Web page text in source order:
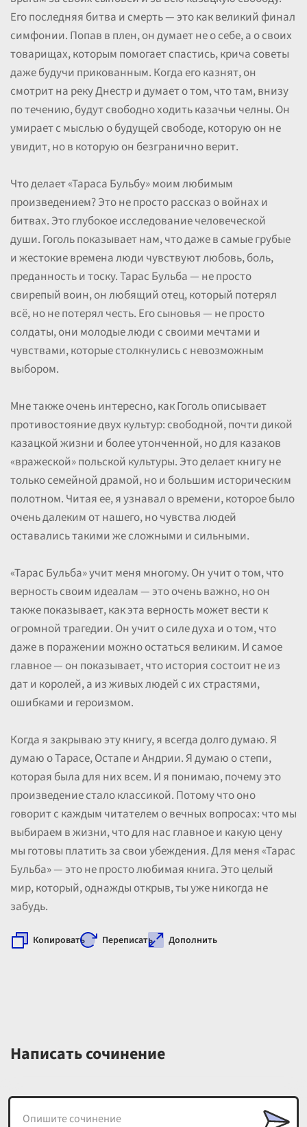
Его последняя битва и смерть — это как великий финал
симфонии. Попав в плен, он думает не о себе, а о своих
товарищах, которым помогает спастись, крича советы
даже будучи прикованным. Когда его казнят, он
смотрит на реку Днестр и думает о том, что там, внизу
по течению, будут свободно ходить казачьи челны. Он
умирает с мыслью о будущей свободе, которую он не
увидит, но в которую он безгранично верит.
Что делает «Тараса Бульбу» моим любимым
произведением? Это не просто рассказ о войнах и
битвах. Это глубокое исследование человеческой
души. Гоголь показывает нам, что даже в самые грубые
и жестокие времена люди чувствуют любовь, боль,
преданность и тоску. Тарас Бульба — не просто
свирепый воин, он любящий отец, который потерял
всё, но не потерял честь. Его сыновья — не просто
солдаты, они молодые люди с своими мечтами и
чувствами, которые столкнулись с невозможным
выбором.
Мне также очень интересно, как Гоголь описывает
противостояние двух культур: свободной, почти дикой
казацкой жизни и более утонченной, но для казаков
«вражеской» польской культуры. Это делает книгу не
только семейной драмой, но и большим историческим
полотном. Читая ее, я узнавал о времени, которое было
очень далеким от нашего, но чувства людей
оставались такими же сложными и сильными.
«Тарас Бульба» учит меня многому. Он учит о том, что
верность своим идеалам — это очень важно, но он
также показывает, как эта верность может вести к
огромной трагедии. Он учит о силе духа и о том, что
даже в поражении можно остаться великим. И самое
главное — он показывает, что история состоит не из
дат и королей, а из живых людей с их страстями,
ошибками и героизмом.
Когда я закрываю эту книгу, я всегда долго думаю. Я
думаю о Тарасе, Остапе и Андрии. Я думаю о степи,
которая была для них всем. И я понимаю, почему это
произведение стало классикой. Потому что оно
говорит с каждым читателем о вечных вопросах: что мы
выбираем в жизни, что для нас главное и какую цену
мы готовы платить за свои убеждения. Для меня «Тарас
Бульба» — это не просто любимая книга. Это целый
мир, который, однажды открыв, ты уже никогда не
забудь.
Копировать Переписать Дополнить
Написать сочинение